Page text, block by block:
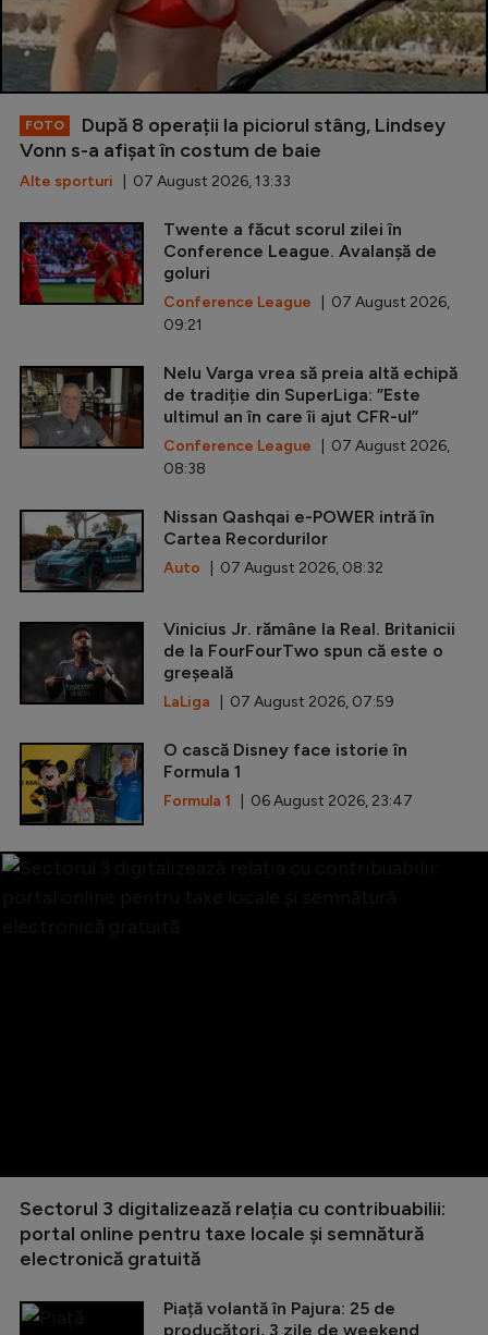
FOTO
După 8 operații la piciorul stâng, Lindsey
Vonn s-a afișat în costum de baie
Alte sporturi | 07 August 2026, 13:33
Twente a făcut scorul zilei în
Conference League. Avalanșă de
goluri
Conference League | 07 August 2026,
09:21
Nelu Varga vrea să preia altă echipă
de tradiție din SuperLiga: ”Este
ultimul an în care îi ajut CFR-ul”
Conference League | 07 August 2026,
08:38
Nissan Qashqai e-POWER intră în
Cartea Recordurilor
Auto | 07 August 2026, 08:32
Vinicius Jr. rămâne la Real. Britanicii
de la FourFourTwo spun că este o
greșeală
LaLiga | 07 August 2026, 07:59
O cască Disney face istorie în
Formula 1
Formula 1 | 06 August 2026, 23:47
Sectorul 3 digitalizează relația cu contribuabilii:
portal online pentru taxe locale și semnătură
electronică gratuită
Piață volantă în Pajura: 25 de
producători, 3 zile de weekend